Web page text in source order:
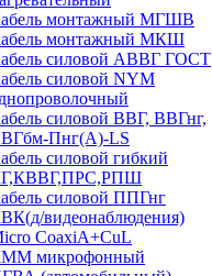
монтажный МГШВ
монтажный МКШ
силовой АВВГ ГОСТ
силовой NYM
силовой ВВГ, ВВГнг,
Пнг(А)-LS
силовой гибкий
силовой ППГнг
видеонаблюдения)
CoaxiA+CuL
микрофонный